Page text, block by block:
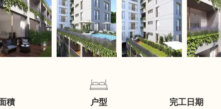
積 户型 完工日期